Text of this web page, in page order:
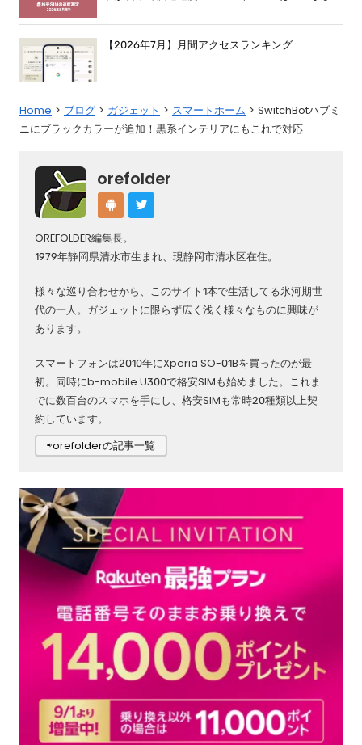
【2026年7月】月間アクセスランキング
Home ブログ ガジェット スマートホーム
SwitchBotハブミ
ニにブラックカラーが追加！黒系インテリアにもこれで対応
orefolder
OREFOLDER編集長。
1979年静岡県清水市生まれ、現静岡市清水区在住。
様々な巡り合わせから、このサイト1本で生活してる氷河期世
代の一人。ガジェットに限らず広く浅く様々なものに興味が
あります。
スマートフォンは2010年にXperia SO-01Bを買ったのが最
初。同時にb-mobile U300で格安SIMも始めました。これま
でに数百台のスマホを手にし、格安SIMも常時20種類以上契
約しています。
⇨orefolderの記事一覧